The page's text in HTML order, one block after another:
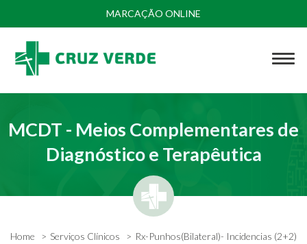
MARCAÇÃO ONLINE
MCDT - Meios Complementares de
Diagnóstico e Terapêutica
Home Serviços Clínicos Rx-Punhos(Bilateral)- Incidencias (2+2)